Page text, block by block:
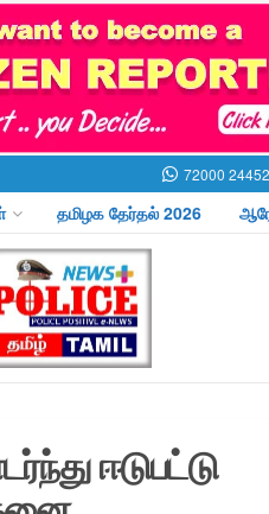
72000
தமிழக தேர்தல் 2026
ஈடுபட்டு